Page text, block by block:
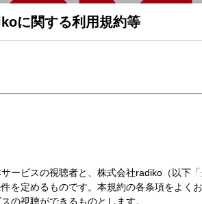
に関する利用規約等